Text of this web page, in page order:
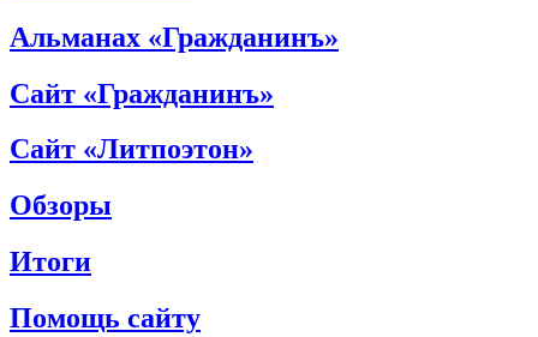
Альманах «Гражданинъ»
Сайт «Гражданинъ»
Сайт «Литпоэтон»
Обзоры
Итоги
Помощь сайту